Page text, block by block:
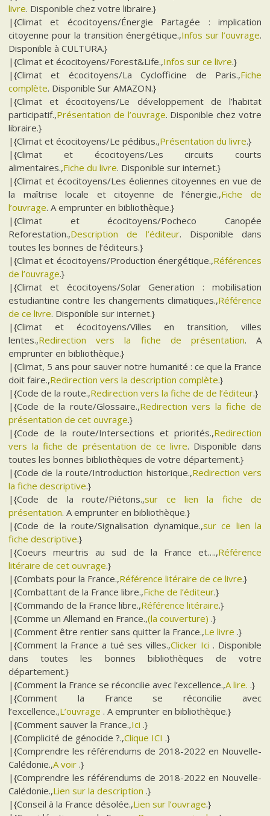
livre. Disponible chez votre libraire.}
|{Climat et écocitoyens/Énergie Partagée : implication
citoyenne pour la transition énergétique.,Infos sur l’ouvrage.
Disponible à CULTURA.}
|{Climat et écocitoyens/Forest&Life.,Infos sur ce livre.}
|{Climat et écocitoyens/La Cyclofficine de Paris.,Fiche
complète. Disponible Sur AMAZON.}
|{Climat et écocitoyens/Le développement de l’habitat
participatif.,Présentation de l’ouvrage. Disponible chez votre
libraire.}
|{Climat et écocitoyens/Le pédibus.,Présentation du livre.}
|{Climat et écocitoyens/Les circuits courts
alimentaires.,Fiche du livre. Disponible sur internet.}
|{Climat et écocitoyens/Les éoliennes citoyennes en vue de
la maîtrise locale et citoyenne de l’énergie.,Fiche de
l’ouvrage. A emprunter en bibliothèque.}
|{Climat et écocitoyens/Pocheco Canopée
Reforestation.,Description de l’éditeur. Disponible dans
toutes les bonnes de l’éditeurs.}
|{Climat et écocitoyens/Production énergétique.,Références
de l’ouvrage.}
|{Climat et écocitoyens/Solar Generation : mobilisation
estudiantine contre les changements climatiques.,Référence
de ce livre. Disponible sur internet.}
|{Climat et écocitoyens/Villes en transition, villes
lentes.,Redirection vers la fiche de présentation. A
emprunter en bibliothèque.}
|{Climat, 5 ans pour sauver notre humanité : ce que la France
doit faire.,Redirection vers la description complète.}
|{Code de la route.,Redirection vers la fiche de de l’éditeur.}
|{Code de la route/Glossaire.,Redirection vers la fiche de
présentation de cet ouvrage.}
|{Code de la route/Intersections et priorités.,Redirection
vers la fiche de présentation de ce livre. Disponible dans
toutes les bonnes bibliothèques de votre département.}
|{Code de la route/Introduction historique.,Redirection vers
la fiche descriptive.}
|{Code de la route/Piétons.,sur ce lien la fiche de
présentation. A emprunter en bibliothèque.}
|{Code de la route/Signalisation dynamique.,sur ce lien la
fiche descriptive.}
|{Coeurs meurtris au sud de la France et….,Référence
litéraire de cet ouvrage.}
|{Combats pour la France.,Référence litéraire de ce livre.}
|{Combattant de la France libre.,Fiche de l’éditeur.}
|{Commando de la France libre.,Référence litéraire.}
|{Comme un Allemand en France.,(la couverture) .}
|{Comment être rentier sans quitter la France.,Le livre .}
|{Comment la France a tué ses villes.,Clicker Ici . Disponible
dans toutes les bonnes bibliothèques de votre
département.}
|{Comment la France se réconcilie avec l’excellence.,A lire. .}
|{Comment la France se réconcilie avec
l’excellence.,L’ouvrage . A emprunter en bibliothèque.}
|{Comment sauver la France.,Ici .}
|{Complicité de génocide ?.,Clique ICI .}
|{Comprendre les référendums de 2018-2022 en Nouvelle-
Calédonie.,A voir .}
|{Comprendre les référendums de 2018-2022 en Nouvelle-
Calédonie.,Lien sur la description .}
|{Conseil à la France désolée.,Lien sur l’ouvrage.}